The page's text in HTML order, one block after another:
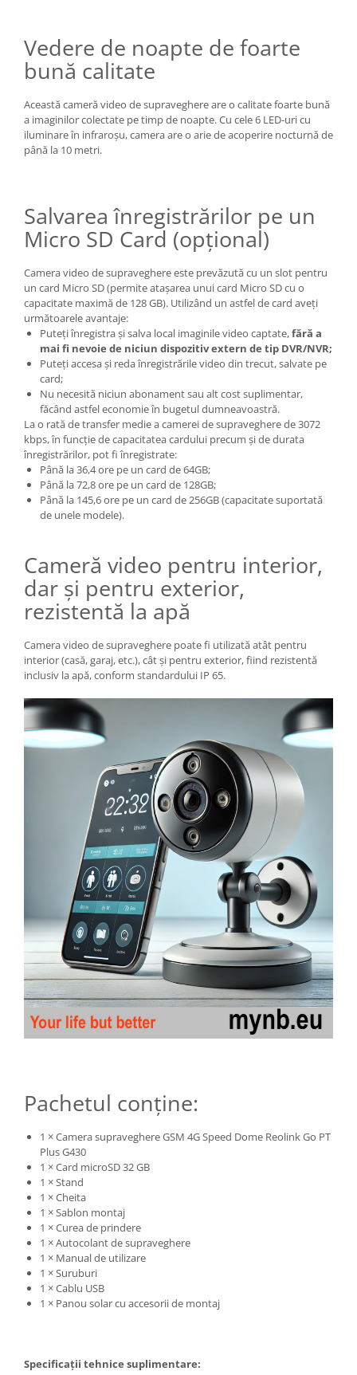
Vedere de noapte de foarte
bună calitate
Această cameră video de supraveghere are o calitate foarte bună
a imaginilor colectate pe timp de noapte. Cu cele 6 LED-uri cu
iluminare în infraroșu, camera are o arie de acoperire nocturnă de
până la 10 metri.
Salvarea înregistrărilor pe un
Micro SD Card (opțional)
Camera video de supraveghere este prevăzută cu un slot pentru
un card Micro SD (permite atașarea unui card Micro SD cu o
capacitate maximă de 128 GB). Utilizând un astfel de card aveți
următoarele avantaje:
Puteți înregistra și salva local imaginile video captate,fără a
mai fi nevoie de niciun dispozitiv extern de tip DVR/NVR;
Puteți accesa și reda înregistrările video din trecut, salvate pe
card;
Nu necesită niciun abonament sau alt cost suplimentar,
făcând astfel economie în bugetul dumneavoastră.
La o rată de transfer medie a camerei de supraveghere de 3072
kbps, în funcție de capacitatea cardului precum și de durata
înregistrărilor, pot fi înregistrate:
Până la 36,4 ore pe un card de 64GB;
Până la 72,8 ore pe un card de 128GB;
Până la 145,6 ore pe un card de 256GB (capacitate suportată
de unele modele).
Cameră video pentru interior,
dar și pentru exterior,
rezistentă la apă
Camera video de supraveghere poate fi utilizată atât pentru
interior (casă, garaj, etc.), cât și pentru exterior, fiind rezistentă
inclusiv la apă, conform standardului IP 65.
Pachetul conține:
1 × Camera supraveghere GSM 4G Speed Dome Reolink Go PT
Plus G430
1 × Card microSD 32 GB
1 × Stand
1 × Cheita
1 × Sablon montaj
1 × Curea de prindere
1 × Autocolant de supraveghere
1 × Manual de utilizare
1 × Suruburi
1 × Cablu USB
1 × Panou solar cu accesorii de montaj
Specificații tehnice suplimentare: